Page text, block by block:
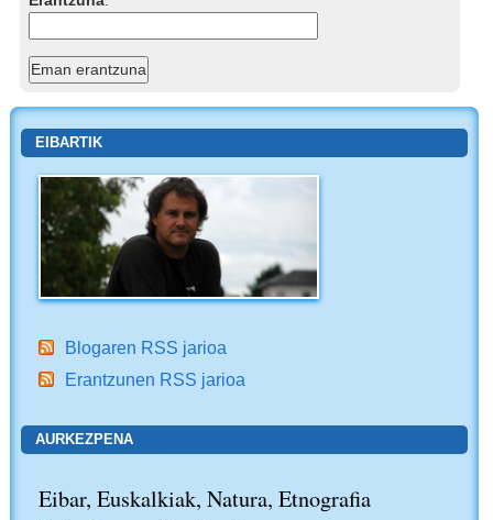
EIBARTIK
Blogaren RSS jarioa
Erantzunen RSS jarioa
AURKEZPENA
Eibar, Euskalkiak, Natura, Etnografia